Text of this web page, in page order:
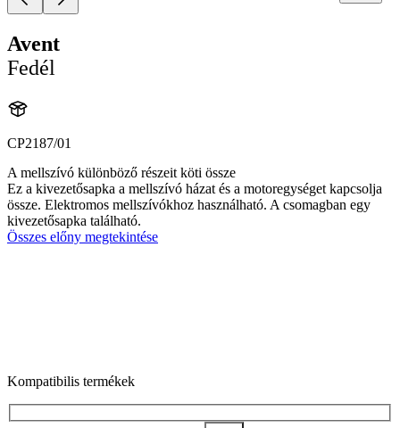
Avent
Fedél
CP2187/01
A mellszívó különböző részeit köti össze
Ez a kivezetősapka a mellszívó házat és a motoregységet kapcsolja
össze. Elektromos mellszívókhoz használható. A csomagban egy
kivezetősapka található.
Összes előny megtekintése
Kompatibilis termékek